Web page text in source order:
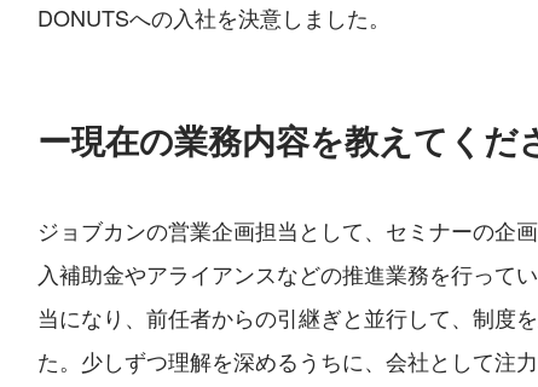
DONUTSへの入社を決意しました。
ー現在の業務内容を教えてくだ
ジョブカンの営業企画担当として、セミナーの企
入補助金やアライアンスなどの推進業務を行って
当になり、前任者からの引継ぎと並行して、制度
た。少しずつ理解を深めるうちに、会社として注